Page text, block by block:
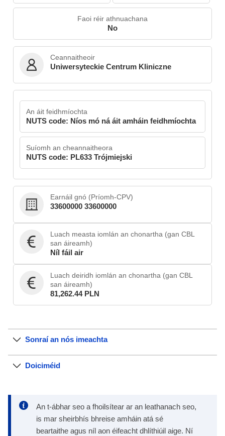
Faoi réir athnuachana
No
Ceannaitheoir
Uniwersyteckie Centrum Kliniczne
An áit feidhmíochta
NUTS code: Níos mó ná áit amháin feidhmíochta
Suíomh an cheannaitheora
NUTS code: PL633 Trójmiejski
Earnáil gnó (Príomh-CPV)
33600000 33600000
Luach measta iomlán an chonartha (gan CBL
san áireamh)
Níl fáil air
Luach deiridh iomlán an chonartha (gan CBL
san áireamh)
81,262.44 PLN
Sonraí an nós imeachta
Doiciméid
An t-ábhar seo a fhoilsítear ar an leathanach seo,
is mar sheirbhís bhreise amháin atá sé
beartaithe agus níl aon éifeacht dhlíthiúil aige. Ní